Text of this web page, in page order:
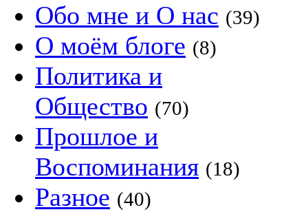
Обо мне и О нас (39)
О моём блоге (8)
Политика и
Общество (70)
Прошлое и
Воспоминания (18)
Разное (40)